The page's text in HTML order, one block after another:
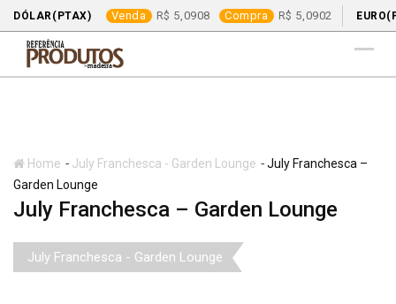
DÓLAR(PTAX) Venda 5,0908 Compra 5,0902
Home - July Franchesca - Garden Lounge -July Franchesca –
Garden Lounge
July Franchesca – Garden Lounge
July Franchesca - Garden Lounge